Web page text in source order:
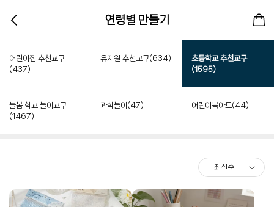
연령별 만들기
어린이집 추천교구
(437)
유지원 추천교구(634)
초등학교 추천교구
(1595)
늘봄 학교 놀이교구
(1467)
과학놀이(47) 어린이북아트(44)